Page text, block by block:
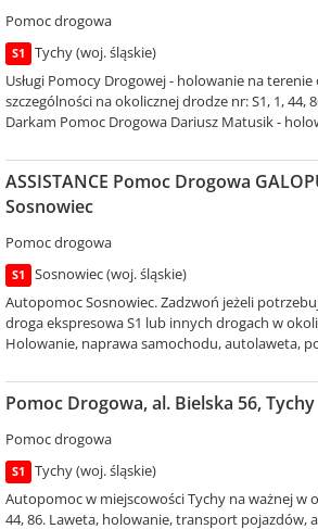
Pomoc drogowa
S1
Tychy (woj. śląskie)
Usługi Pomocy Drogowej - holowanie na
szczególności na okolicznej drodze nr: S1, 1, 44,
Darkam Pomoc Drogowa Dariusz Matusik -
ASSISTANCE Pomoc Drogowa
Sosnowiec
Pomoc drogowa
S1
Sosnowiec (woj. śląskie)
Autopomoc Sosnowiec. Zadzwoń jeżeli
droga ekspresowa S1 lub innych drogach w
Holowanie, naprawa samochodu, autolaweta,
Pomoc Drogowa, al. Bielska 56, Tychy
Pomoc drogowa
S1
Tychy (woj. śląskie)
Autopomoc w miejscowości Tychy na ważnej w
44, 86. Laweta, holowanie, transport pojazdów,